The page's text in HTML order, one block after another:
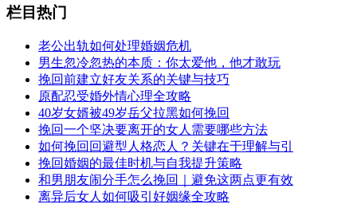
栏目热门
老公出轨如何处理婚姻危机
男生忽冷忽热的本质：你太爱他，他才敢玩
挽回前建立好友关系的关键与技巧
原配忍受婚外情心理全攻略
40岁女婿被49岁岳父拉黑如何挽回
挽回一个坚决要离开的女人需要哪些方法
如何挽回回避型人格恋人？关键在于理解与引
挽回婚姻的最佳时机与自我提升策略
和男朋友闹分手怎么挽回｜避免这两点更有效
离异后女人如何吸引好姻缘全攻略